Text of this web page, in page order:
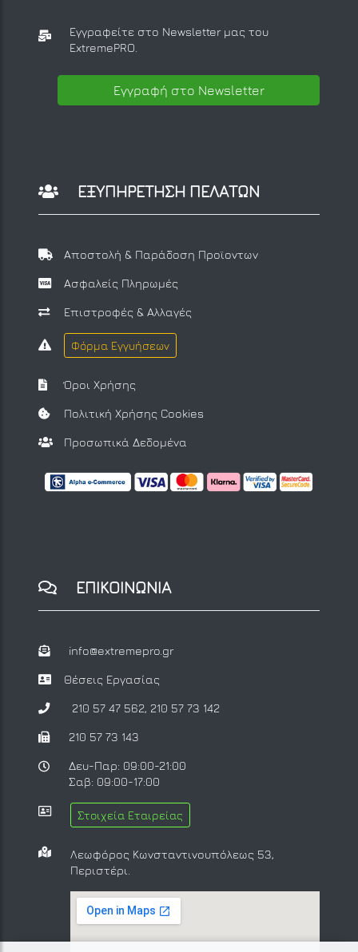
Εγγραφείτε στο Newsletter μας του
ExtremePRO.
Εγγραφή στο Newsletter
ΕΞΥΠΗΡΕΤΗΣΗ ΠΕΛΑΤΩΝ
Αποστολή & Παράδοση Προϊοντων
Ασφαλείς Πληρωμές
Επιστροφές & Αλλαγές
Φόρμα Εγγυήσεων
Όροι Χρήσης
Πολιτική Χρήσης Cookies
Προσωπικά Δεδομένα
ΕΠΙΚΟΙΝΩΝΙΑ
info@extremepro.gr
Θέσεις Εργασίας
210 57 47 562, 210 57 73 142
210 57 73 143
Δευ-Παρ: 09:00-21:00
Σαβ: 09:00-17:00
Στοιχεία Εταιρείας
Λεωφόρος Κωνσταντινουπόλεως 53,
Περιστέρι.